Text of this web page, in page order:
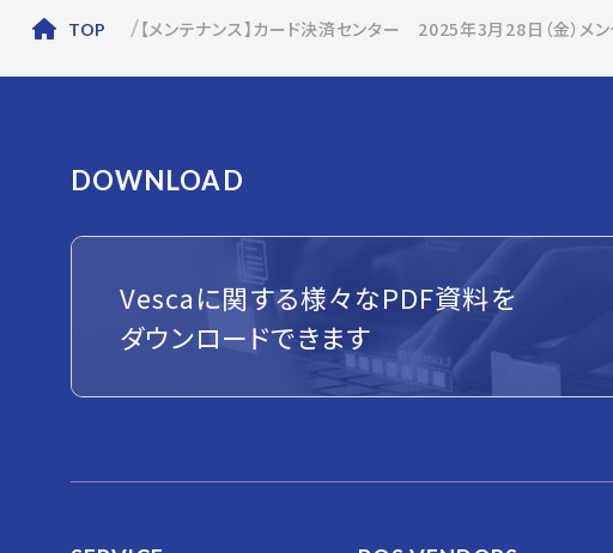
TOP 【メンテナンス】カード決済センター 2025年3月28日（金）メ
DOWNLOAD
Vescaに関する様々なPDF資料を
ダウンロードできます